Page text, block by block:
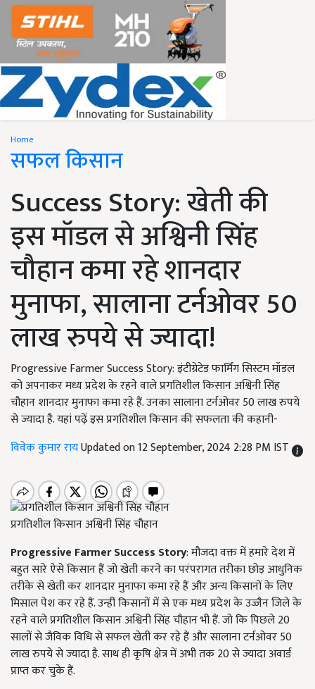
Home
सफल किसान
Success Story: खेती की
इस मॉडल से अश्विनी सिंह
चौहान कमा रहे शानदार
मुनाफा, सालाना टर्नओवर 50
लाख रुपये से ज्यादा!
Progressive Farmer Success Story: इंटीग्रेटेड फार्मिंग सिस्टम मॉडल
को अपनाकर मध्य प्रदेश के रहने वाले प्रगतिशील किसान अश्विनी सिंह
चौहान शानदार मुनाफा कमा रहे हैं. उनका सालाना टर्नओवर 50 लाख रुपये
से ज्यादा है. यहां पढ़ें इस प्रगतिशील किसान की सफलता की कहानी-
विवेक कुमार रायUpdated on 12 September, 2024 2:28 PM IST
प्रगतिशील किसान अश्विनी सिंह चौहान
Progressive Farmer Success Story: मौजदा वक्त में हमारे देश में
बहुत सारे ऐसे किसान हैं जो खेती करने का परंपरागत तरीका छोड़ आधुनिक
तरीके से खेती कर शानदार मुनाफा कमा रहे हैं और अन्य किसानों के लिए
मिसाल पेश कर रहे हैं. उन्हीं किसानों में से एक मध्य प्रदेश के उज्जैन जिले के
रहने वाले प्रगतिशील किसान अश्विनी सिंह चौहान भी हैं. जो कि पिछले 20
सालों से जैविक विधि से सफल खेती कर रहे हैं और सालाना टर्नओवर 50
लाख रुपये से ज्यादा है. साथ ही कृषि क्षेत्र में अभी तक 20 से ज्यादा अवार्ड
प्राप्त कर चुके हैं.